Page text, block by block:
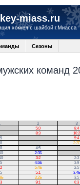
miass.ru
хоккея с шайбой г.Миасса
Сезоны
команд
2
3
5:0
8:4
8:3
10:2
5:4
3:2Б
4:5
2:3Б
3:2
2:3
4:5Б
3:9
5:4Б
2:5
5:1
3:4Б
3:2Б
3:5
9:1 6:3